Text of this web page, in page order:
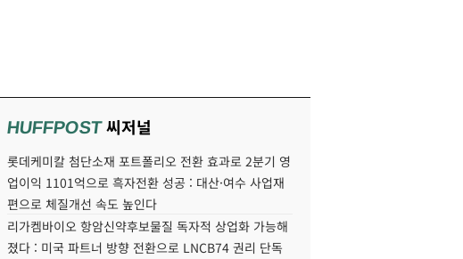
HUFFPOST씨저널
롯데케미칼 첨단소재 포트폴리오 전환 효과로 2분기 영
업이익 1101억으로 흑자전환 성공 : 대산·여수 사업재
편으로 체질개선 속도 높인다
리가켐바이오 항암신약후보물질 독자적 상업화 가능해
졌다 : 미국 파트너 방향 전환으로 LNCB74 권리 단독